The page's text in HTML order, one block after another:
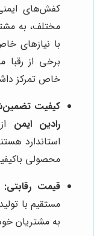
کفش‌های
مختلف، به
با نیازهای
برخی از
خاص تمرکز
کیفیت
رادین ایمن
استاندارد
محصولی
قیمت رقابتی:
مستقیم با
به مشتریان